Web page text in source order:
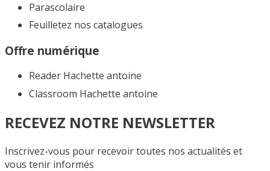
Parascolaire
Feuilletez nos catalogues​
Offre numérique
Reader Hachette antoine
Classroom Hachette antoine
RECEVEZ NOTRE NEWSLETTER
Inscrivez-vous pour recevoir toutes nos actualités et
vous tenir informés